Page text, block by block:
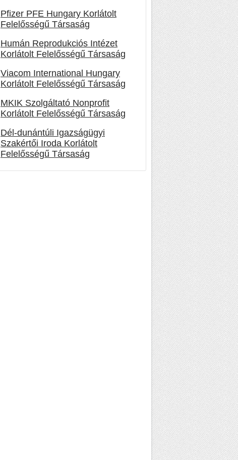
Pfizer PFE Hungary Korlátolt
Felelősségű Társaság
Humán Reprodukciós Intézet
Korlátolt Felelősségű Társaság
Viacom International Hungary
Korlátolt Felelősségű Társaság
MKIK Szolgáltató Nonprofit
Korlátolt Felelősségű Társaság
Dél-dunántúli Igazságügyi
Szakértői Iroda Korlátolt
Felelősségű Társaság